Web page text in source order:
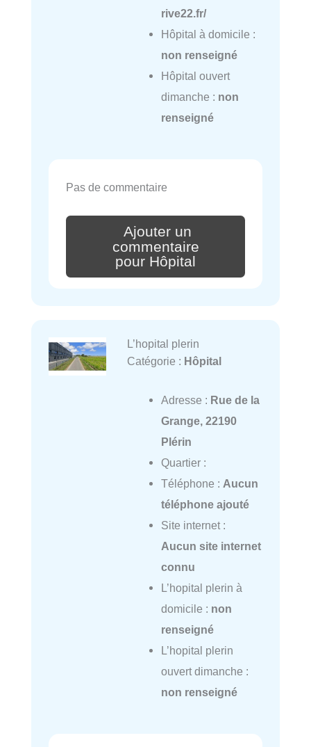
rive22.fr/
Hôpital à domicile :
non renseigné
Hôpital ouvert
dimanche : non
renseigné
Pas de commentaire
Ajouter un
commentaire
pour Hôpital
L’hopital plerin
Catégorie : Hôpital
Adresse : Rue de la
Grange, 22190
Plérin
Quartier :
Téléphone : Aucun
téléphone ajouté
Site internet :
Aucun site internet
connu
L’hopital plerin à
domicile : non
renseigné
L’hopital plerin
ouvert dimanche :
non renseigné